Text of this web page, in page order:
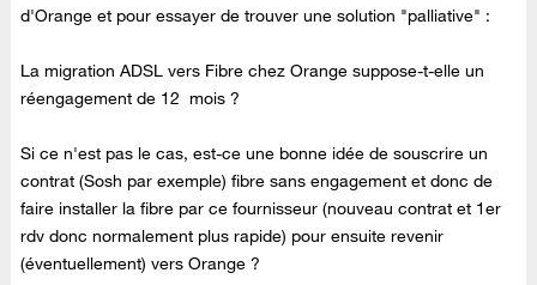
d'Orange et pour essayer de trouver une solution "palliative" :
La migration ADSL vers Fibre chez Orange suppose-t-elle un
réengagement de 12 mois ?
Si ce n'est pas le cas, est-ce une bonne idée de souscrire un
contrat (Sosh par exemple) fibre sans engagement et donc de
faire installer la fibre par ce fournisseur (nouveau contrat et 1er
rdv donc normalement plus rapide) pour ensuite revenir
(éventuellement) vers Orange ?